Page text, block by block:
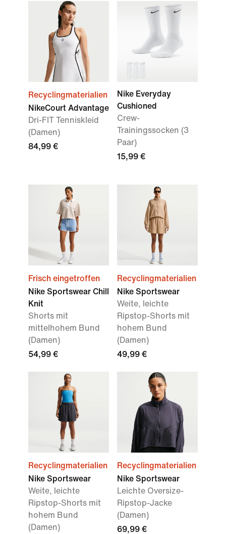
Recyclingmaterialien
NikeCourt Advantage
Dri-FIT Tenniskleid
(Damen)
84,99 €
Nike Everyday
Cushioned
Crew-
Trainingssocken (3
Paar)
15,99 €
Frisch eingetroffen
Nike Sportswear Chill
Knit
Shorts mit
mittelhohem Bund
(Damen)
54,99 €
Recyclingmaterialien
Nike Sportswear
Weite, leichte
Ripstop-Shorts mit
hohem Bund
(Damen)
49,99 €
Recyclingmaterialien
Nike Sportswear
Weite, leichte
Ripstop-Shorts mit
hohem Bund
(Damen)
Recyclingmaterialien
Nike Sportswear
Leichte Oversize-
Ripstop-Jacke
(Damen)
69,99 €